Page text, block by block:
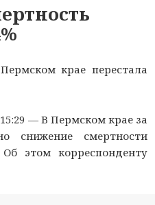
крае перестала
— В Пермском крае за
снижение смертности
этом корреспонденту